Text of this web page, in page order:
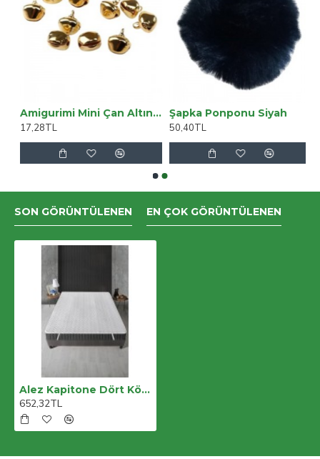
Amigurimi Mini Çan Altın Renk Çan 5li
17,28TL
Şapka Ponponu Siyah
50,40TL
SON GÖRÜNTÜLENEN EN ÇOK GÖRÜNTÜLENEN
Alez Kapitone Dört Köşe Lastik Yatak Koruyucu 160*200 Cm
652,32TL